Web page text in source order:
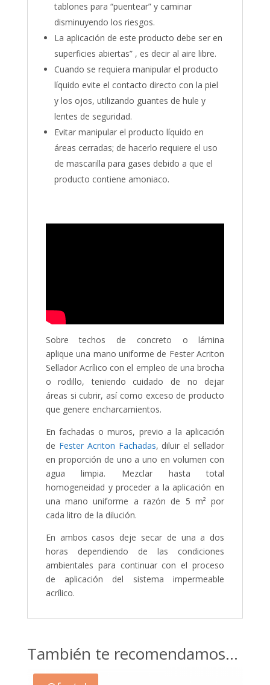
tablones para “puentear” y caminar
disminuyendo los riesgos.
La aplicación de este producto debe ser en
superficies abiertas” , es decir al aire libre.
Cuando se requiera manipular el producto
líquido evite el contacto directo con la piel
y los ojos, utilizando guantes de hule y
lentes de seguridad.
Evitar manipular el producto líquido en
áreas cerradas; de hacerlo requiere el uso
de mascarilla para gases debido a que el
producto contiene amoniaco.
Sobre techos de concreto o lámina
aplique una mano uniforme de Fester Acriton
Sellador Acrílico con el empleo de una brocha
o rodillo, teniendo cuidado de no dejar
áreas si cubrir, así como exceso de producto
que genere encharcamientos.
En fachadas o muros, previo a la aplicación
de Fester Acriton Fachadas, diluir el sellador
en proporción de uno a uno en volumen con
agua limpia. Mezclar hasta total
homogeneidad y proceder a la aplicación en
una mano uniforme a razón de 5 m² por
cada litro de la dilución.
En ambos casos deje secar de una a dos
horas dependiendo de las condiciones
ambientales para continuar con el proceso
de aplicación del sistema impermeable
acrílico.
También te recomendamos…